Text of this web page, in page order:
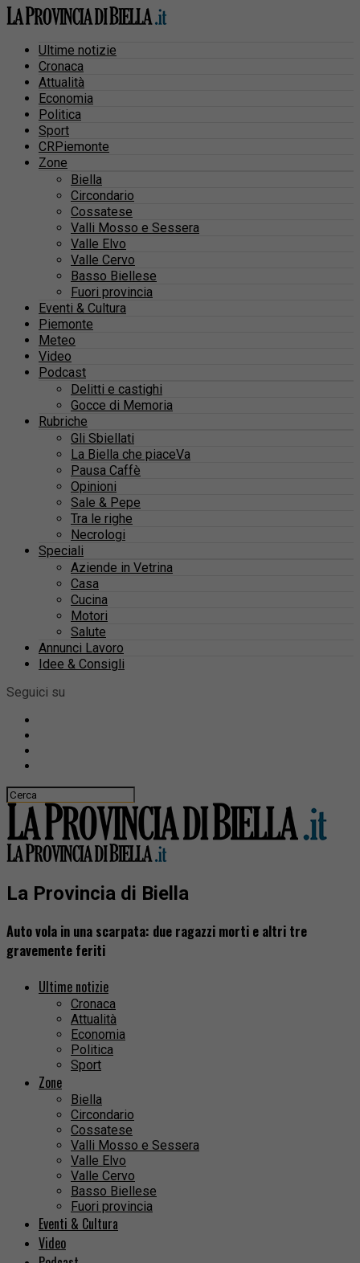
Ultime notizie
Cronaca
Attualità
Economia
Politica
Sport
CRPiemonte
Zone
Biella
Circondario
Cossatese
Valli Mosso e Sessera
Valle Elvo
Valle Cervo
Basso Biellese
Fuori provincia
Eventi & Cultura
Piemonte
Meteo
Video
Podcast
Delitti e castighi
Gocce di Memoria
Rubriche
Gli Sbiellati
La Biella che piaceVa
Pausa Caffè
Opinioni
Sale & Pepe
Tra le righe
Necrologi
Speciali
Aziende in Vetrina
Casa
Cucina
Motori
Salute
Annunci Lavoro
Idee & Consigli
Seguici su
La Provincia di Biella
Auto vola in una scarpata: due ragazzi morti e altri tre
gravemente feriti
Ultime notizie
Cronaca
Attualità
Economia
Politica
Sport
Zone
Biella
Circondario
Cossatese
Valli Mosso e Sessera
Valle Elvo
Valle Cervo
Basso Biellese
Fuori provincia
Eventi & Cultura
Video